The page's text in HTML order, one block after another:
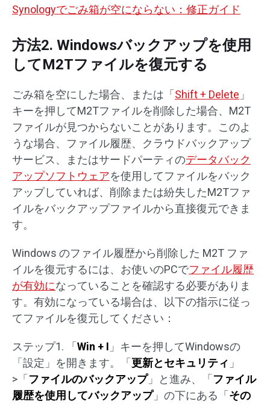
Synologyでごみ箱が空にならない：修正ガイド
方法2. Windowsバックアップを使用
してM2Tファイルを復元する
ごみ箱を空にした場合、または「Shift + Delete 」
キーを押してM2Tファイルを削除した場合、M2T
ファイルが見つからないことがあります。このよ
うな場合、ファイル履歴、クラウドバックアップ
サービス、またはサードパーティのデータバック
アップソフトウェアを使用してファイルをバック
アップしていれば、削除または紛失したM2Tファ
イルをバックアップファイルから直接復元できま
す。
Windows のファイル履歴から削除した M2T ファ
イルを復元するには、お使いのPCでファイル履歴
が有効になっていることを確認する必要がありま
す。有効になっている場合は、以下の指示に従っ
てファイルを復元してください：
ステップ1. 「Win + I 」キーを押してWindowsの
「設定」を開きます。「更新とセキュリティ 」
>「ファイルのバックアップ」と進み、「ファイル
履歴を使用してバックアップ」の下にある「その